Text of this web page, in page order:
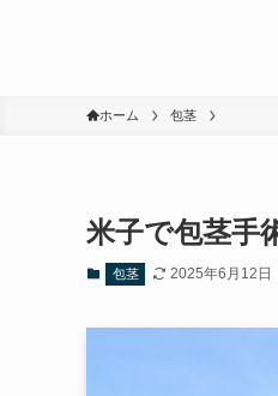
ホーム 包茎
米子で包茎手
包茎 2025年6月12日